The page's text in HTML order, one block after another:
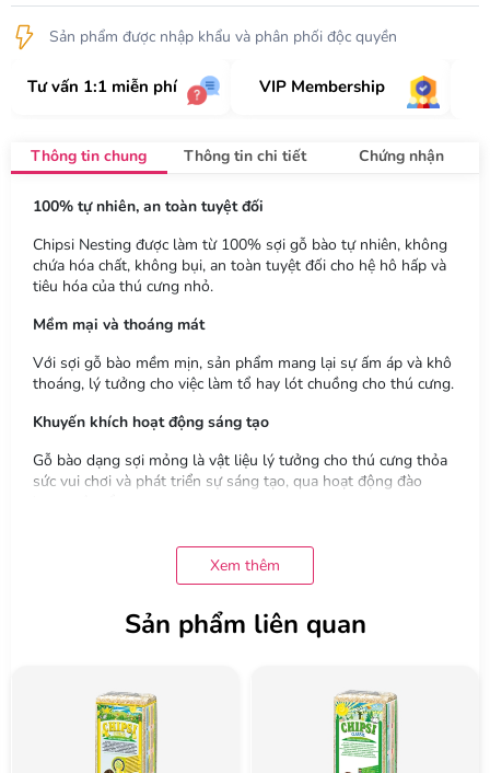
Sản phẩm được nhập khẩu và phân phối độc quyền
Tư vấn 1:1 miễn phí VIP Membership
Thông tin chung Thông tin chi tiết Chứng nhận
100% tự nhiên, an toàn tuyệt đối
Chipsi Nesting được làm từ 100% sợi gỗ bào tự nhiên, không
chứa hóa chất, không bụi, an toàn tuyệt đối cho hệ hô hấp và
tiêu hóa của thú cưng nhỏ.
Mềm mại và thoáng mát
Với sợi gỗ bào mềm mịn, sản phẩm mang lại sự ấm áp và khô
thoáng, lý tưởng cho việc làm tổ hay lót chuồng cho thú cưng.
Khuyến khích hoạt động sáng tạo
Gỗ bào dạng sợi mỏng là vật liệu lý tưởng cho thú cưng thỏa
sức vui chơi và phát triển sự sáng tạo, qua hoạt động đào
Vật liệu hoàn toàn không bụi, giúp bảo vệ sức khỏe hệ hô hấp
Xem thêm
Sản phẩm liên quan